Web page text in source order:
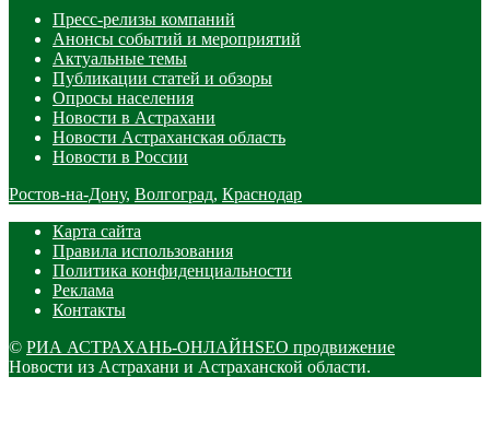
Пресс-релизы компаний
Анонсы событий и мероприятий
Актуальные темы
Публикации статей и обзоры
Опросы населения
Новости в Астрахани
Новости Астраханская область
Новости в России
Ростов-на-Дону, Волгоград, Краснодар
Карта сайта
Правила использования
Политика конфиденциальности
Реклама
Контакты
© РИА АСТРАХАНЬ-ОНЛАЙНSEO продвижение
Новости из Астрахани и Астраханской области.